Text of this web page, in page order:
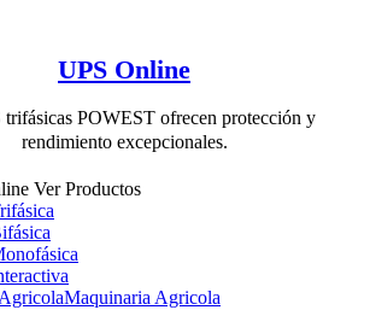
UPS Online
trifásicas POWEST ofrecen protección y
rendimiento excepcionales.
Ver Productos
Maquinaria Agricola